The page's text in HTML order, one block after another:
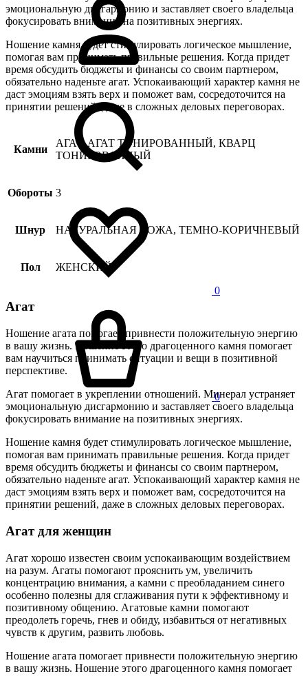
0
0
эмоциональную дисгармонию и заставляет своего владельца
фокусировать внимание на позитивных энергиях.
Ношение камня будет стимулировать логическое мышление,
помогая вам принимать правильные решения. Когда придет
время обсудить бюджеты и финансы со своим партнером,
обязательно наденьте агат. Успокаивающий характер камня не
даст эмоциям взять верх и поможет вам, сосредоточится на
принятии решений, даже в сложных деловых переговорах.
Камни
АГАТ, АГАТ ТОНИРОВАННЫЙ, КВАРЦ
ТОНИРОВАННЫЙ
Обороты 3
Шнур НАТУРАЛЬНАЯ КОЖА, ТЕМНО-КОРИЧНЕВЫЙ
Пол ЖЕНСКИЙ
Агат
Ношение агата помогает привнести положительную энергию
в вашу жизнь. Ношение этого драгоценного камня помогает
вам научиться принимать ситуации и вещи в позитивной
перспективе.
Агат помогает в укреплении отношений. Минерал устраняет
эмоциональную дисгармонию и заставляет своего владельца
фокусировать внимание на позитивных энергиях.
Ношение камня будет стимулировать логическое мышление,
помогая вам принимать правильные решения. Когда придет
время обсудить бюджеты и финансы со своим партнером,
обязательно наденьте агат. Успокаивающий характер камня не
даст эмоциям взять верх и поможет вам, сосредоточится на
принятии решений, даже в сложных деловых переговорах.
Агат для женщин
Агат хорошо известен своим успокаивающим воздействием
на разум. Агаты помогают прояснить ум, увеличить
концентрацию внимания, а камни с преобладанием синего
особенно полезны для сглаживания пути к эффективному и
позитивному общению. Агатовые камни помогают
преодолеть горечь, гнев и обиду, избавиться от негативных
чувств к другим, развить любовь.
Ношение агата помогает привнести положительную энергию
в вашу жизнь. Ношение этого драгоценного камня помогает